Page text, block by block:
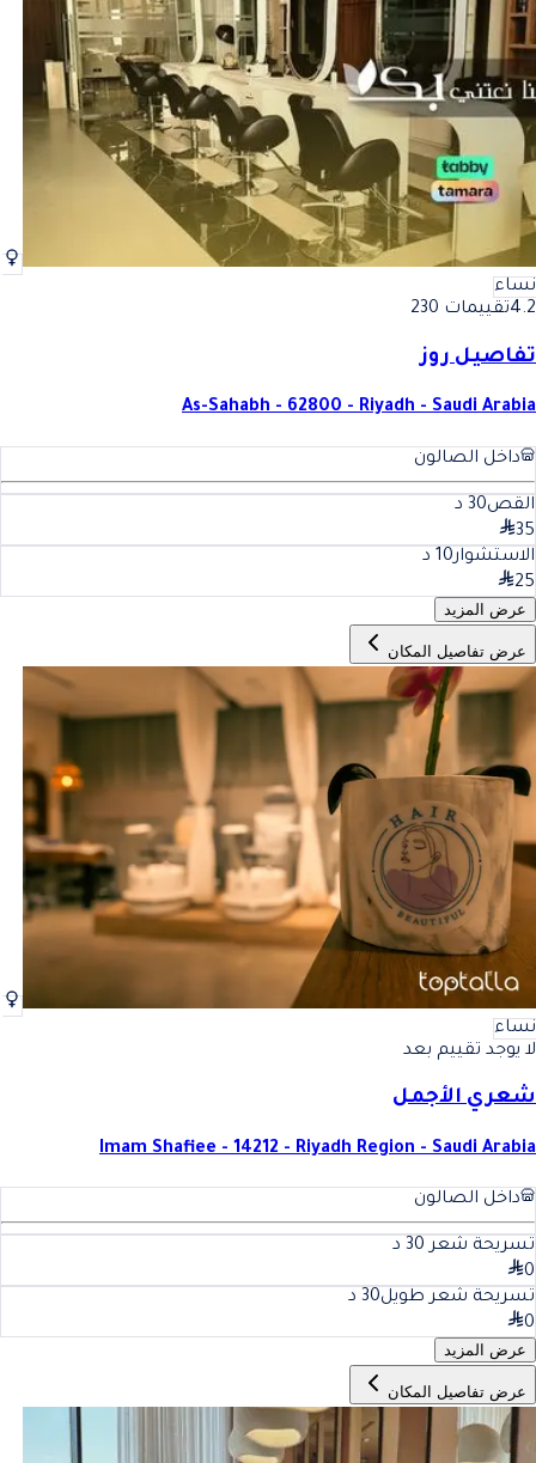
أفضل تساريح الشعر للسيدات في الرياض
أفضل تساريح الشعر للسيدات
نساء
4.2تقييمات 230
تفاصيل روز
As-Sahabh - 62800 - Riyadh - Saudi Arabia
داخل الصالون
القص30 د
35
الاستشوار10 د
25
عرض المزيد
عرض تفاصيل المكان
نساء
لا يوجد تقييم بعد
شعري الأجمل
Imam Shafiee - 14212 - Riyadh Region - Saudi Arabia
داخل الصالون
تسريحة شعر 30 د
0
تسريحة شعر طويل30 د
0
عرض المزيد
عرض تفاصيل المكان